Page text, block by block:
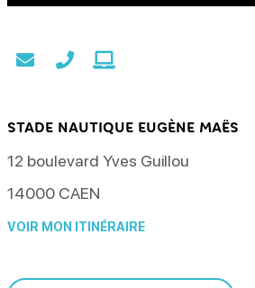
STADE NAUTIQUE EUGÈNE MAËS
12 boulevard Yves Guillou
14000 CAEN
VOIR MON ITINÉRAIRE